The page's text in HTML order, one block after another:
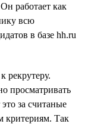
работает как
всю
в базе hh.ru
просматривать
за считаные
критериям. Так